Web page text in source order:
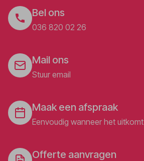
Bel ons
036 820 02 26
Mail ons
Stuur email
Maak een afspraak
Eenvoudig wanneer het uitkomt
Offerte aanvragen